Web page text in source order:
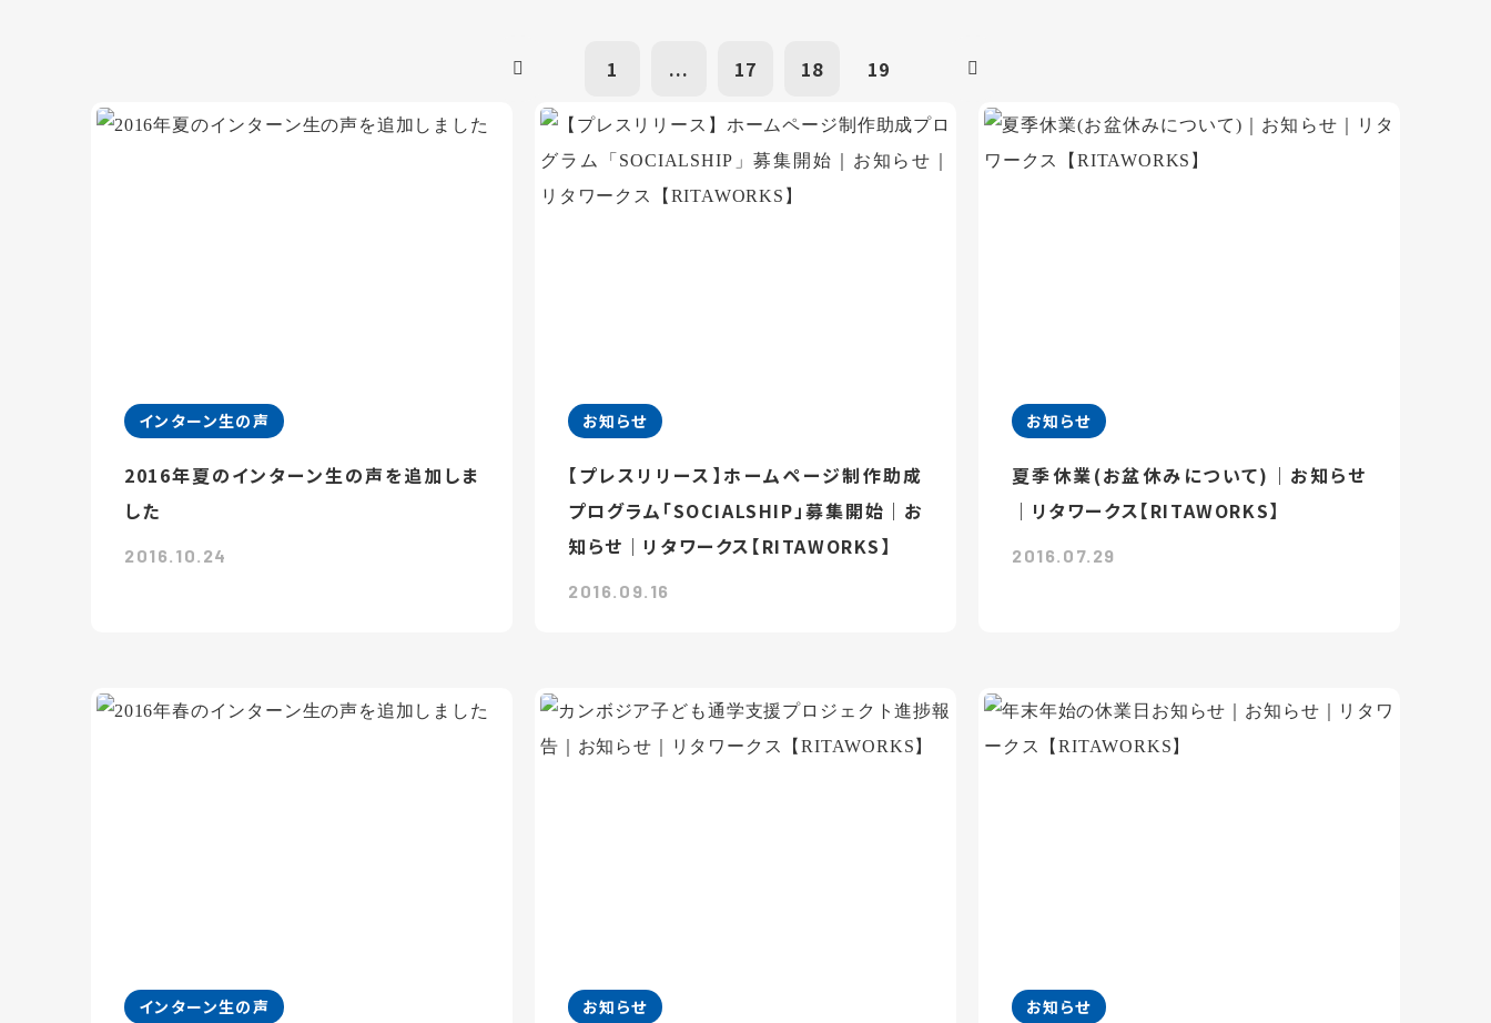
1 ... 17 18 19
インターン生の声
2016年夏のインターン生の声を追加しま
した
2016.10.24
お知らせ
【プレスリリース】ホームページ制作助成
プログラム「SOCIALSHIP」募集開始｜お
知らせ｜リタワークス【RITAWORKS】
2016.09.16
お知らせ
夏季休業(お盆休みについて)｜お知らせ
｜リタワークス【RITAWORKS】
2016.07.29
インターン生の声 お知らせ お知らせ